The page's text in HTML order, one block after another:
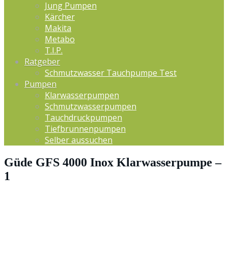
Jung Pumpen
Kärcher
Makita
Metabo
T.I.P.
Ratgeber
Schmutzwasser Tauchpumpe Test
Pumpen
Klarwasserpumpen
Schmutzwasserpumpen
Tauchdruckpumpen
Tiefbrunnenpumpen
Selber aussuchen
Güde GFS 4000 Inox Klarwasserpumpe –
1